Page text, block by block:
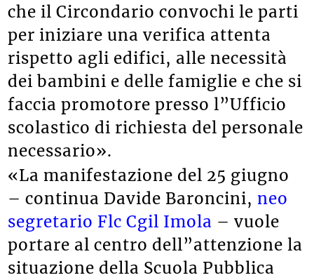
che il Circondario convochi le parti
per iniziare una verifica attenta
rispetto agli edifici, alle necessità
dei bambini e delle famiglie e che si
faccia promotore presso l”Ufficio
scolastico di richiesta del personale
necessario».
«La manifestazione del 25 giugno
– continua Davide Baroncini,neo
segretario Flc Cgil Imola – vuole
portare al centro dell”attenzione la
situazione della Scuola Pubblica